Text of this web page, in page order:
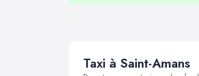
Taxi à Saint-Amans